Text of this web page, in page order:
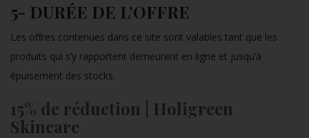
5- DURÉE DE L’OFFRE
Les offres contenues dans ce site sont valables tant que les
produits qui s’y rapportent demeurent en ligne et jusqu’à
épuisement des stocks.
15% de réduction | Holigreen
Skincare